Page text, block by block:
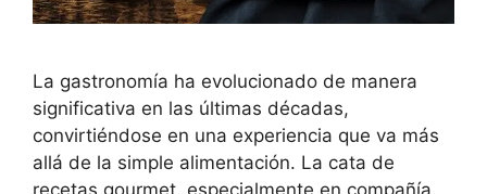
La gastronomía ha evolucionado de manera
significativa en las últimas décadas,
convirtiéndose en una experiencia que va más
allá de la simple alimentación. La cata de
recetas gourmet, especialmente en compañía